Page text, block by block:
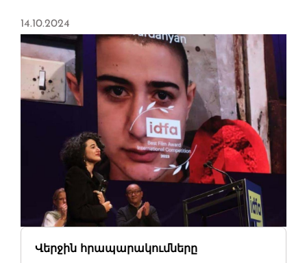
14.10.2024
Վերջին հրապարակումները